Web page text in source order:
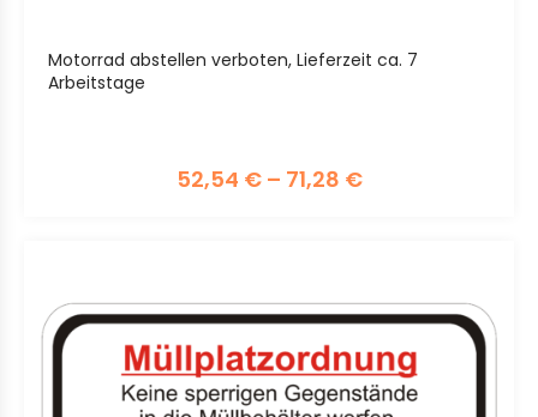
Motorrad abstellen verboten, Lieferzeit ca. 7
Arbeitstage
52,54 €– 71,28 €